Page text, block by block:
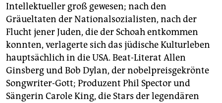
Intellektueller groß gewesen; nach den
Gräueltaten der Nationalsozialisten, nach der
Flucht jener Juden, die der Schoah entkommen
konnten, verlagerte sich das jüdische Kulturleben
hauptsächlich in die USA. Beat-Literat Allen
Ginsberg und Bob Dylan, der nobelpreisgekrönte
Songwriter-Gott; Produzent Phil Spector und
Sängerin Carole King, die Stars der legendären